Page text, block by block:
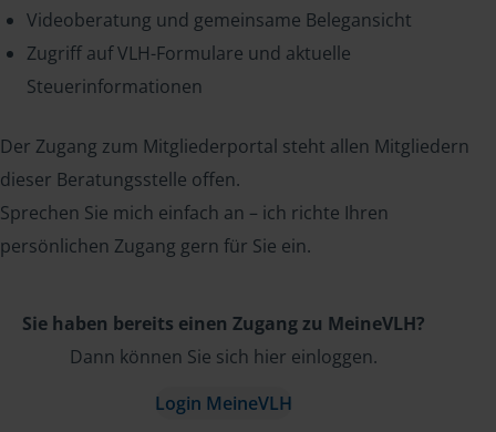
Videoberatung und gemeinsame Belegansicht
Zugriff auf VLH-Formulare und aktuelle
Steuerinformationen
Der Zugang zum Mitgliederportal steht allen Mitgliedern
dieser Beratungsstelle offen.
Sprechen Sie mich einfach an – ich richte Ihren
persönlichen Zugang gern für Sie ein.
Sie haben bereits einen Zugang zu MeineVLH?
Dann können Sie sich hier einloggen.
Login MeineVLH